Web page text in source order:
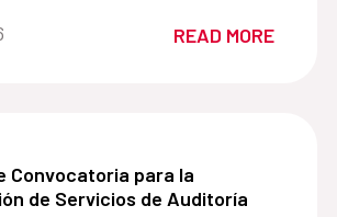
READ MORE
Convocatoria para la Contratación
Convocatoria para la
de Servicios de Auditoría